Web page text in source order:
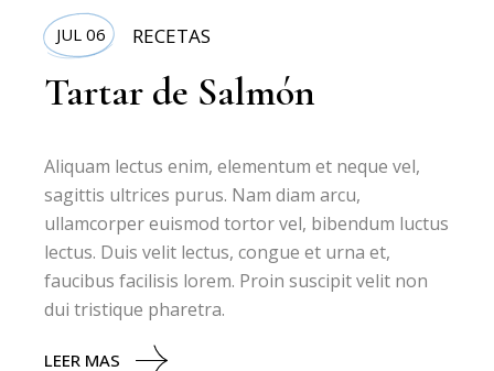
JUL 06 RECETAS
Tartar de Salmón
Aliquam lectus enim, elementum et neque vel,
sagittis ultrices purus. Nam diam arcu,
ullamcorper euismod tortor vel, bibendum luctus
lectus. Duis velit lectus, congue et urna et,
faucibus facilisis lorem. Proin suscipit velit non
dui tristique pharetra.
LEER MAS